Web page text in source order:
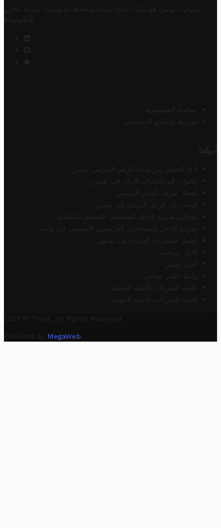
تروفيت تونس هو دليل أعمال تملكه وتحتفظ به وتديره
شركة مخزن
التكنولوجيا
سياسة الخصوصية
شروط وأحكام الاستخدام
أدواتنا
أداة التحقق من صحة الرقم الضريبي تونس
محول رقم الحساب الآيبان في تونس
أسعار صرف الدينار التونسي
البحث عن الرمز البريدي في تونس
محاكي ضريبة الدخل الشخصي للموظف/المتقاعد
ضريبة الدخل للمتقاعدين الفرنسيين المقيمين في تونس
أسعار السيارات الجديدة في تونس
أخبار تروفيت
أخبار تونس
رابط خلفي مجاني
قائمة الشركات الأهلية المحلية
قائمة الشركات الأهلية الجهوية
2025 © Trovit. All Rights Reserved.
Powered By MegaWeb